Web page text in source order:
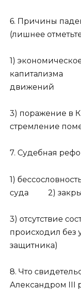
6. Причины
(лишнее
1)
капитализма
движений
3) поражение
стремление
7. Судебная
1)
суда 2)
3) отсутствие
происходил без
защитника)
8. Что
Александром III